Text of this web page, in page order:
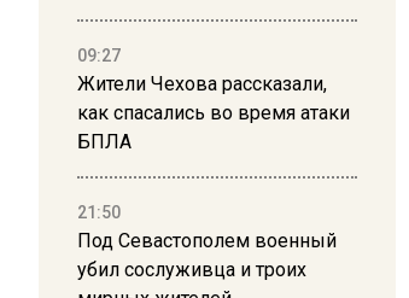
09:27
Жители Чехова рассказали,
как спасались во время атаки
БПЛА
21:50
Под Севастополем военный
убил сослуживца и троих